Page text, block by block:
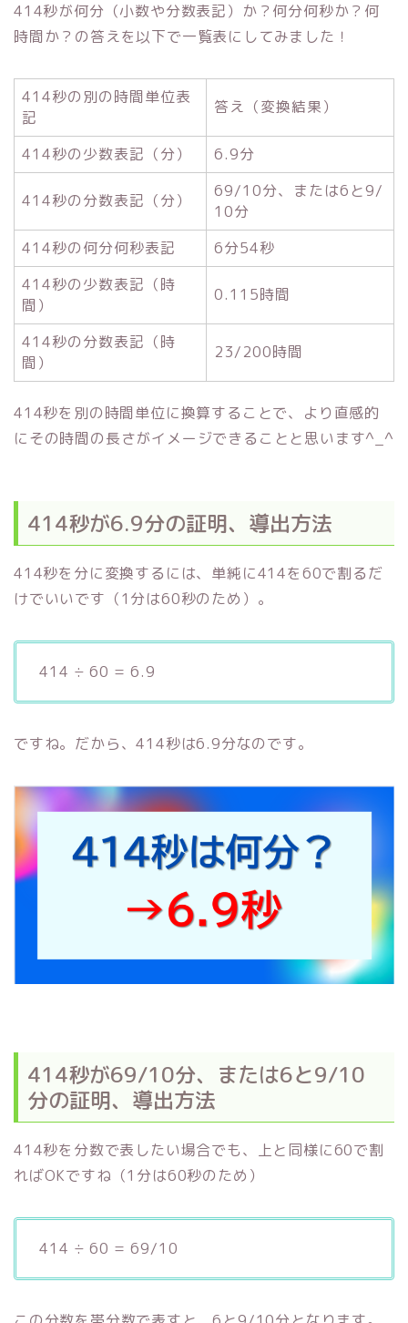
414秒が何分（小数や分数表記）か？何分何秒か？何
時間か？の答えを以下で一覧表にしてみました！
414秒の別の時間単位表
記
答え（変換結果）
414秒の少数表記（分） 6.9分
414秒の分数表記（分）
69/10分、または6と9/
10分
414秒の何分何秒表記
6分54秒
414秒の少数表記（時
間）
0.115時間
414秒の分数表記（時
間）
23/200時間
414秒を別の時間単位に換算することで、より直感的
にその時間の長さがイメージできることと思います^_^
414秒が6.9分の証明、導出方法
414秒を分に変換するには、単純に414を60で割るだ
けでいいです（1分は60秒のため）。
414 ÷ 60 = 6.9
ですね。だから、414秒は6.9分なのです。
414秒が69/10分、または6と9/10
分の証明、導出方法
414秒を分数で表したい場合でも、上と同様に60で割
ればOKですね（1分は60秒のため）
414 ÷ 60 = 69/10